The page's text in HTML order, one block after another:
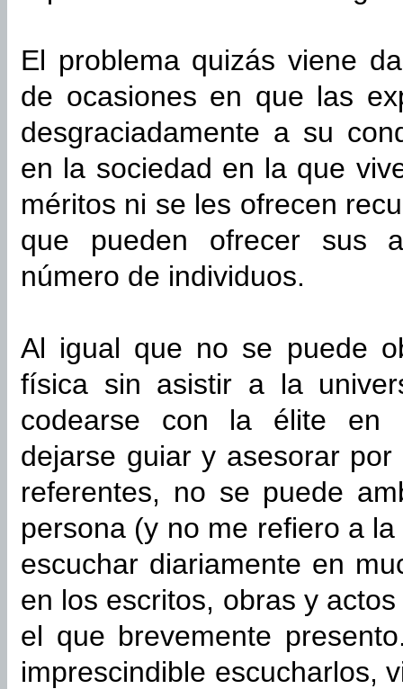
El problema quizás viene
de ocasiones en que las
desgraciadamente a su
en la sociedad en la que
méritos ni se les ofrecen
que pueden ofrecer sus
número de individuos.
Al igual que no se puede
física sin asistir a la
codearse con la élite en
dejarse guiar y asesorar
referentes, no se puede
persona (y no me refiero a
escuchar diariamente en
en los escritos, obras y
el que brevemente
imprescindible escucharlos,